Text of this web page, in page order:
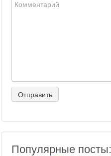
Популярные посты: